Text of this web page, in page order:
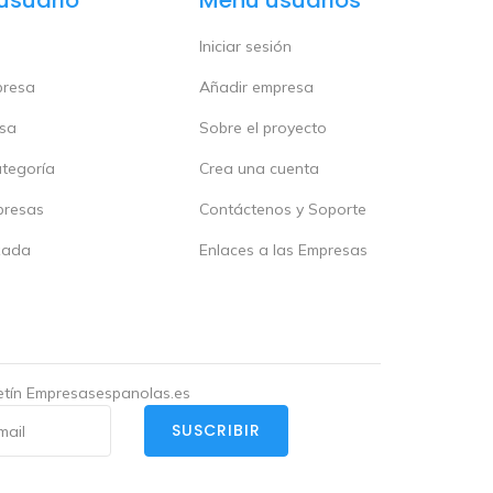
Iniciar sesión
Añadir empresa
Sobre el proyecto
Crea una cuenta
Contáctenos y Soporte
Enlaces a las Empresas
Empresasespanolas.es
SUSCRIBIR